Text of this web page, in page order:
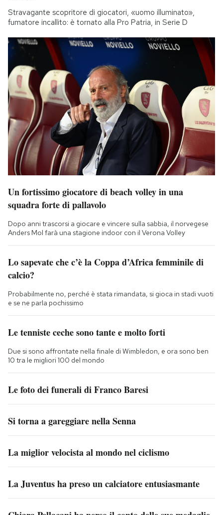
Stravagante scopritore di giocatori, «uomo illuminato»,
fumatore incallito: è tornato alla Pro Patria, in Serie D
Un fortissimo giocatore di beach volley in una
squadra forte di pallavolo
Dopo anni trascorsi a giocare e vincere sulla sabbia, il norvegese
Anders Mol farà una stagione indoor con il Verona Volley
Lo sapevate che c’è la Coppa d’Africa femminile di
calcio?
Probabilmente no, perché è stata rimandata, si gioca in stadi vuoti
e se ne parla pochissimo
Le tenniste ceche sono tante e molto forti
Due si sono affrontate nella finale di Wimbledon, e ora sono ben
10 tra le migliori 100 del mondo
Le foto dei funerali di Franco Baresi
Si torna a gareggiare nella Senna
La miglior velocista al mondo nel ciclismo
La Juventus ha preso un calciatore entusiasmante